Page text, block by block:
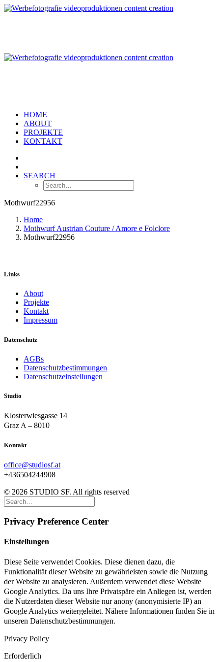
HOME
ABOUT
PROJEKTE
KONTAKT
SEARCH
Mothwurf22956
Home
Mothwurf Austrian Couture / Amore e Folclore
Mothwurf22956
Links
About
Projekte
Kontakt
Impressum
Datenschutz
AGBs
Datenschutzbestimmungen
Datenschutzeinstellungen
Studio
Klosterwiesgasse 14
Graz A – 8010
Kontakt
office@studiosf.at
+436504244908
© 2026 STUDIO SF. All rights reserved
Privacy Preference Center
Einstellungen
Diese Seite verwendet Cookies. Diese dienen dazu, die
Funktionalität dieser Website zu gewährleisten sowie die Nutzung
der Website zu analysieren. Außerdem verwendet diese Website
Google Analytics. Da uns Ihre Privatspäre ein Anliegen ist, werden
die Nutzerdaten dieser Website nur anony (anonymisierte IP) an
Google Analytics weitergeleitet. Nähere Informationen finden Sie in
unseren Datenschutzbestimmungen.
Privacy Policy
Erforderlich